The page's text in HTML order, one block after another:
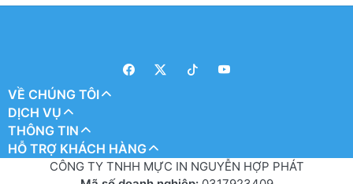
VỀ CHÚNG TÔI
DỊCH VỤ
THÔNG TIN
HỖ TRỢ KHÁCH HÀNG
CÔNG TY TNHH MỰC IN NGUYỄN HỢP PHÁT